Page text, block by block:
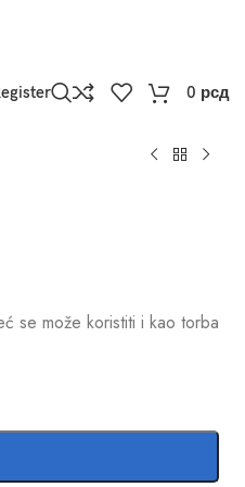
0 рсд
se može koristiti i kao torba